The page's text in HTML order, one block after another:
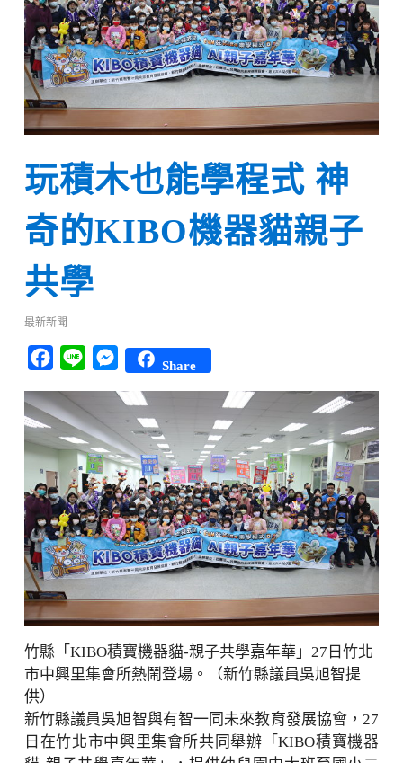
玩積木也能學程式 神
奇的KIBO機器貓親子
共學
最新新聞
Facebook
Line Messenger
Share
竹縣「KIBO積寶機器貓-親子共學嘉年華」27日竹北
市中興里集會所熱鬧登場。（新竹縣議員吳旭智提
供）
新竹縣議員吳旭智與有智一同未來教育發展協會，27
日在竹北市中興里集會所共同舉辦「KIBO積寶機器